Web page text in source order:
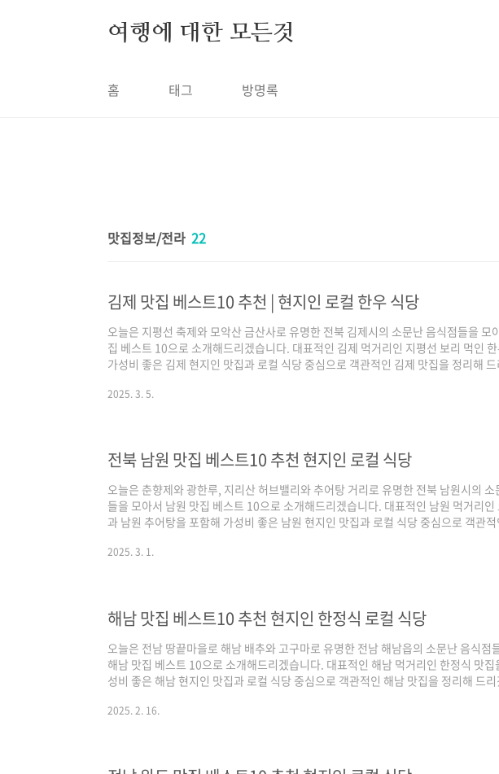
여행에 대한 모든것
홈 태그 방명록
맛집정보/전라 22
김제 맛집 베스트10 추천 | 현지인 로컬 한우 식당
오늘은 지평선 축제와 모악산 금산사로 유명한 전북 김제시의 소문난 음식점들을 모
집 베스트 10으로 소개해드리겠습니다. 대표적인 김제 먹거리인 지평선 보리 먹인
가성비 좋은 김제 현지인 맛집과 로컬 식당 중심으로 객관적인 김제 맛집을 정리해 드
각 포털의 검색 기준은 네이버의 경우 최근 사람들이 많이 찾는 트래픽 높은 곳 중심으
2025. 3. 5.
전북 남원 맛집 베스트10 추천 현지인 로컬 식당
오늘은 춘향제와 광한루, 지리산 허브밸리와 추어탕 거리로 유명한 전북 남원시의 소
들을 모아서 남원 맛집 베스트 10으로 소개해드리겠습니다. 대표적인 남원 먹거리인
과 남원 추어탕을 포함해 가성비 좋은 남원 현지인 맛집과 로컬 식당 중심으로 객관
체크하여 선정하였으며, 각 포털의 검색 기준은 네이버의 경우 최근 사람들이 많이 찾
2025. 3. 1.
해남 맛집 베스트10 추천 현지인 한정식 로컬 식당
오늘은 전남 땅끝마을로 해남 배추와 고구마로 유명한 전남 해남읍의 소문난 음식점
해남 맛집 베스트 10으로 소개해드리겠습니다. 대표적인 해남 먹거리인 한정식 맛집
성비 좋은 해남 현지인 맛집과 로컬 식당 중심으로 객관적인 해남 맛집을 정리해 드
포털의 검색 기준은 네이버의 경우 최근 사람들이 많이 찾는 트래픽 높은 곳 중심으로,
2025. 2. 16.